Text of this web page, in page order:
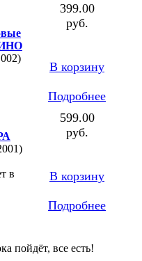
399.00
руб.
В корзину
Подробнее
в
599.00
руб.
В корзину
Подробнее
пойдёт, все есть!